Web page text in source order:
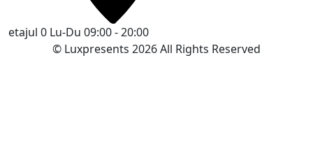
etajul 0 Lu-Du 09:00 - 20:00
© Luxpresents 2026 All Rights Reserved